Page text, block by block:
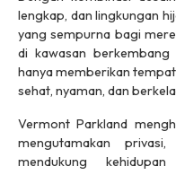
lengkap, dan lingkungan
yang sempurna bagi
di kawasan
hanya memberikan
sehat, nyaman, dan
Vermont Parkland
mengutamakan
mendukung